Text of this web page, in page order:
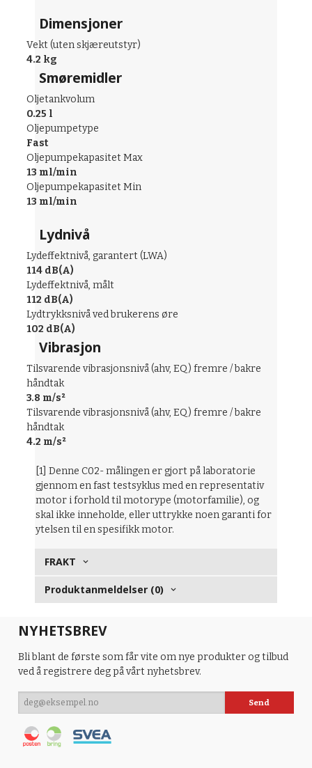
Dimensjoner
Vekt (uten skjæreutstyr)
4.2 kg
Smøremidler
Oljetankvolum
0.25 l
Oljepumpetype
Fast
Oljepumpekapasitet Max
13 ml/min
Oljepumpekapasitet Min
13 ml/min
Lydnivå
Lydeffektnivå, garantert (LWA)
114 dB(A)
Lydeffektnivå, målt
112 dB(A)
Lydtrykksnivå ved brukerens øre
102 dB(A)
Vibrasjon
Tilsvarende vibrasjonsnivå (ahv, EQ) fremre / bakre
håndtak
3.8 m/s²
Tilsvarende vibrasjonsnivå (ahv, EQ) fremre / bakre
håndtak
4.2 m/s²
[1] Denne C02- målingen er gjort på laboratorie
gjennom en fast testsyklus med en representativ
motor i forhold til motorype (motorfamilie), og
skal ikke inneholde, eller uttrykke noen garanti for
ytelsen til en spesifikk motor.
FRAKT
Produktanmeldelser (0)
NYHETSBREV
Bli blant de første som får vite om nye produkter og tilbud
ved å registrere deg på vårt nyhetsbrev.